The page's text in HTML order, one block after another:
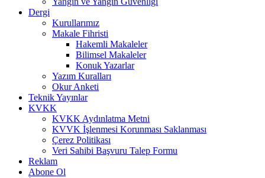
Dergi
Kurullarımız
Makale Fihristi
Hakemli Makaleler
Bilimsel Makaleler
Konuk Yazarlar
Yazım Kuralları
Okur Anketi
Teknik Yayınlar
KVKK
KVKK Aydınlatma Metni
KVVK İşlenmesi Korunması Saklanması
Çerez Politikası
Veri Sahibi Başvuru Talep Formu
Reklam
Abone Ol